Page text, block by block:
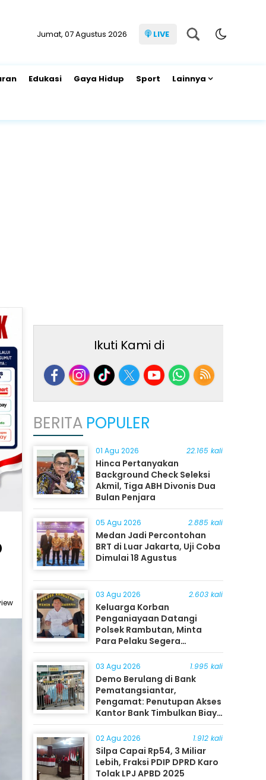
Jumat, 07 Agustus 2026 LIVE
Edukasi Gaya Hidup Sport Lainnya
Ikuti Kami di
BERITA POPULER
01 Agu 2026 22.165 kali
Hinca Pertanyakan
Background Check Seleksi
Akmil, Tiga ABH Divonis Dua
Bulan Penjara
05 Agu 2026 2.885 kali
Medan Jadi Percontohan
BRT di Luar Jakarta, Uji Coba
Dimulai 18 Agustus
03 Agu 2026 2.603 kali
Keluarga Korban
Penganiayaan Datangi
Polsek Rambutan, Minta
Para Pelaku Segera
Ditangkap
03 Agu 2026 1.995 kali
Demo Berulang di Bank
Pematangsiantar,
Pengamat: Penutupan Akses
Kantor Bank Timbulkan Biaya
Ekonomi bagi Masyarakat
02 Agu 2026 1.912 kali
Silpa Capai Rp54, 3 Miliar
Lebih, Fraksi PDIP DPRD Karo
Tolak LPJ APBD 2025